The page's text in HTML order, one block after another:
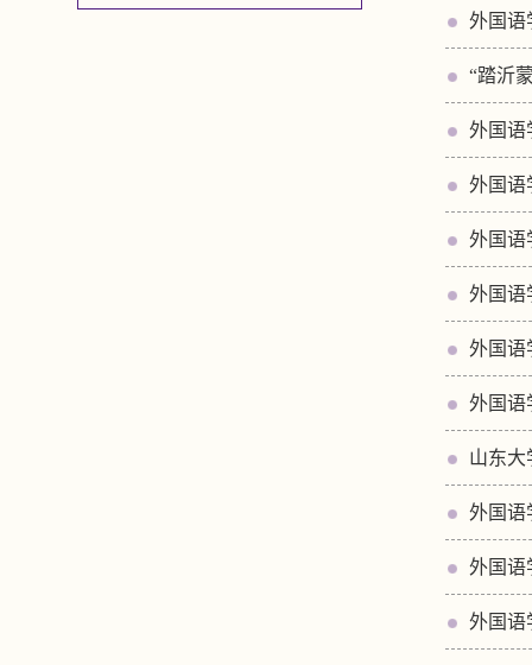
外国语
“踏沂
外国语
外国语
外国语
外国语
外国语
外国语
山东大
外国语
外国语
外国语